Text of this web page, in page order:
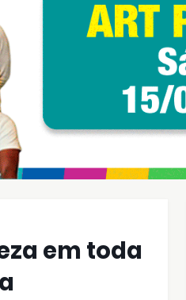
em toda